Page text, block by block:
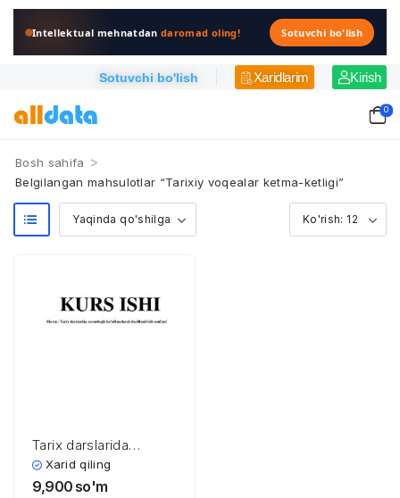
Intellektual mehnatdandaromad oling! Sotuvchi bo'lish
Sotuvchi bo'lish Xaridlarim Kirish
0
Bosh sahifa >
Belgilangan mahsulotlar “Tarixiy voqealar ketma-ketligi”
Tarix darslarida
xronologik
ko’nikmalarni
Xarid qiling
9,900 so'm